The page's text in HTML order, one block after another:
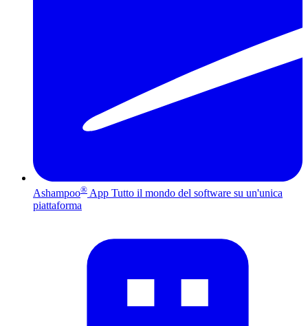
Ashampoo® App Tutto il mondo del software su un'unica
piattaforma